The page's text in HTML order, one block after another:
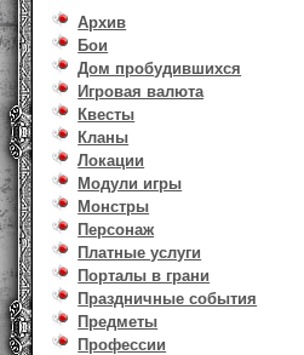
Архив
Бои
Дом пробудившихся
Игровая валюта
Квесты
Кланы
Локации
Модули игры
Монстры
Персонаж
Платные услуги
Порталы в грани
Праздничные события
Предметы
Профессии